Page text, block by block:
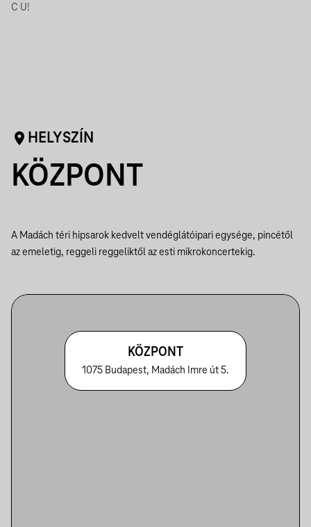
C U!
HELYSZÍN
KÖZPONT
A Madách téri hipsarok kedvelt vendéglátóipari egysége, pincétől
az emeletig, reggeli reggeliktől az esti mikrokoncertekig.
KÖZPONT
1075 Budapest, Madách Imre út 5.